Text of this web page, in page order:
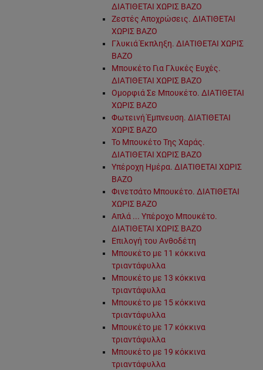
ΔΙΑΤΙΘΕΤΑΙ ΧΩΡΙΣ ΒΑΖΟ
Ζεστές Αποχρώσεις. ΔΙΑΤΙΘΕΤΑΙ
ΧΩΡΙΣ ΒΑΖΟ
Γλυκιά Έκπληξη. ΔΙΑΤΙΘΕΤΑΙ ΧΩΡΙΣ
ΒΑΖΟ
Μπουκέτο Για Γλυκές Ευχές.
ΔΙΑΤΙΘΕΤΑΙ ΧΩΡΙΣ ΒΑΖΟ
Ομορφιά Σε Μπουκέτο. ΔΙΑΤΙΘΕΤΑΙ
ΧΩΡΙΣ ΒΑΖΟ
Φωτεινή Έμπνευση. ΔΙΑΤΙΘΕΤΑΙ
ΧΩΡΙΣ ΒΑΖΟ
Το Μπουκέτο Της Χαράς.
ΔΙΑΤΙΘΕΤΑΙ ΧΩΡΙΣ ΒΑΖΟ
Υπέροχη Ημέρα. ΔΙΑΤΙΘΕΤΑΙ ΧΩΡΙΣ
ΒΑΖΟ
Φινετσάτο Μπουκέτο. ΔΙΑΤΙΘΕΤΑΙ
ΧΩΡΙΣ ΒΑΖΟ
Απλά ... Υπέροχο Μπουκέτο.
ΔΙΑΤΙΘΕΤΑΙ ΧΩΡΙΣ ΒΑΖΟ
Επιλογή του Ανθοδέτη
Μπουκέτο με 11 κόκκινα
τριαντάφυλλα
Μπουκέτο με 13 κόκκινα
τριαντάφυλλα
Μπουκέτο με 15 κόκκινα
τριαντάφυλλα
Μπουκέτο με 17 κόκκινα
τριαντάφυλλα
Μπουκέτο με 19 κόκκινα
τριαντάφυλλα